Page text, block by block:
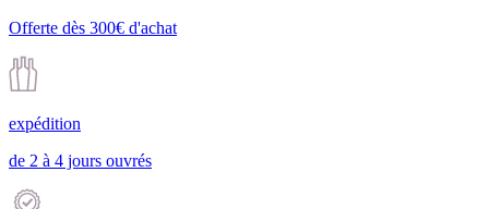
Offerte dès 300€ d'achat
expédition
de 2 à 4 jours ouvrés